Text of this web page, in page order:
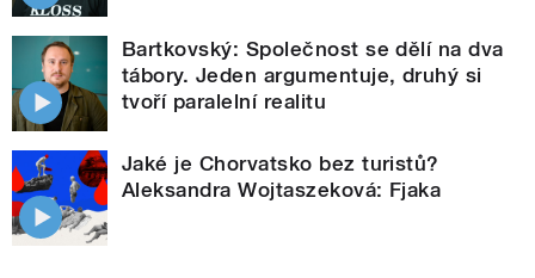
Bartkovský: Společnost se dělí na dva
tábory. Jeden argumentuje, druhý si
tvoří paralelní realitu
Jaké je Chorvatsko bez turistů?
Aleksandra Wojtaszeková: Fjaka